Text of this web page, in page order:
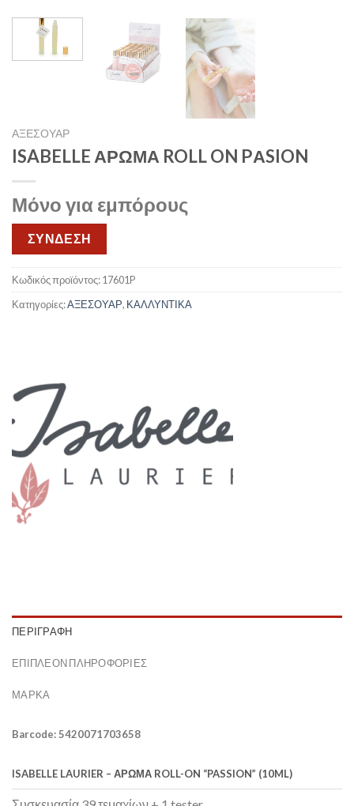
ΑΞΕΣΟΥΑΡ
ISABELLE ΑΡΩΜΑ ROLL ON PΑSION
Μόνο για εμπόρους
ΣΥΝΔΕΣΗ
Κωδικός προϊόντος:17601P
Κατηγορίες:ΑΞΕΣΟΥΑΡ, ΚΑΛΛΥΝΤΙΚΑ
ΠΕΡΙΓΡΑΦΉ
ΕΠΙΠΛΈΟΝ ΠΛΗΡΟΦΟΡΊΕΣ
ΜΆΡΚΑ
Barcode: 5420071703658
ISABELLE LAURIER – ΆΡΩΜΑ ROLL-ON “PASSION” (10ML)